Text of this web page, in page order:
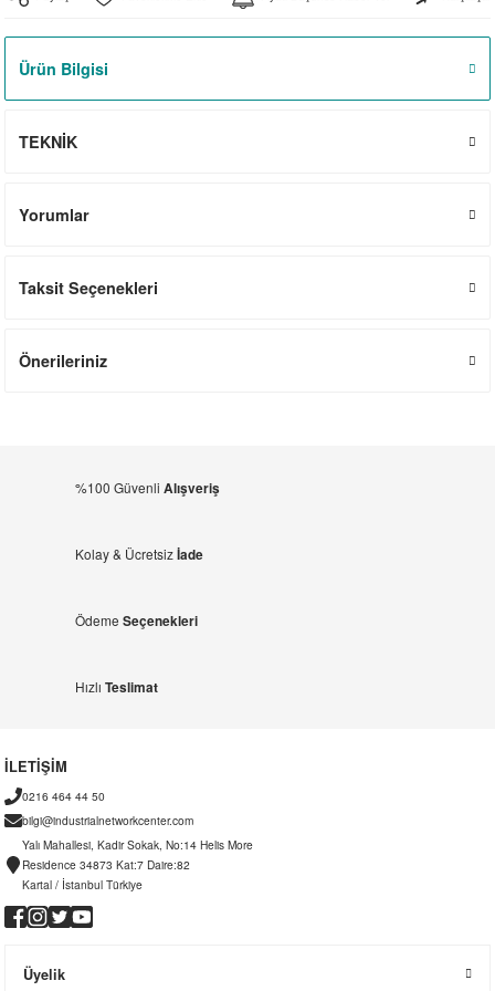
Anahtarlar
Anahtarlar
Ürün Bilgisi
TEKNİK
Yorumlar
Taksit Seçenekleri
Önerileriniz
%100 Güvenli Alışveriş
Kolay & Ücretsizİade
Ödeme Seçenekleri
Hızlı Teslimat
İLETİŞİM
0216 464 44 50
bilgi@industrialnetworkcenter.com
Yalı Mahallesi, Kadir Sokak, No:14 Helis More
Residence 34873 Kat:7 Daire:82
Kartal / İstanbul Türkiye
Üyelik